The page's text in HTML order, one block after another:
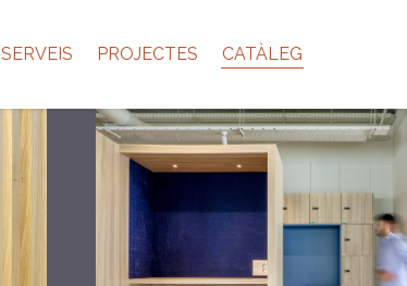
SERVEIS PROJECTES CATÀLEG